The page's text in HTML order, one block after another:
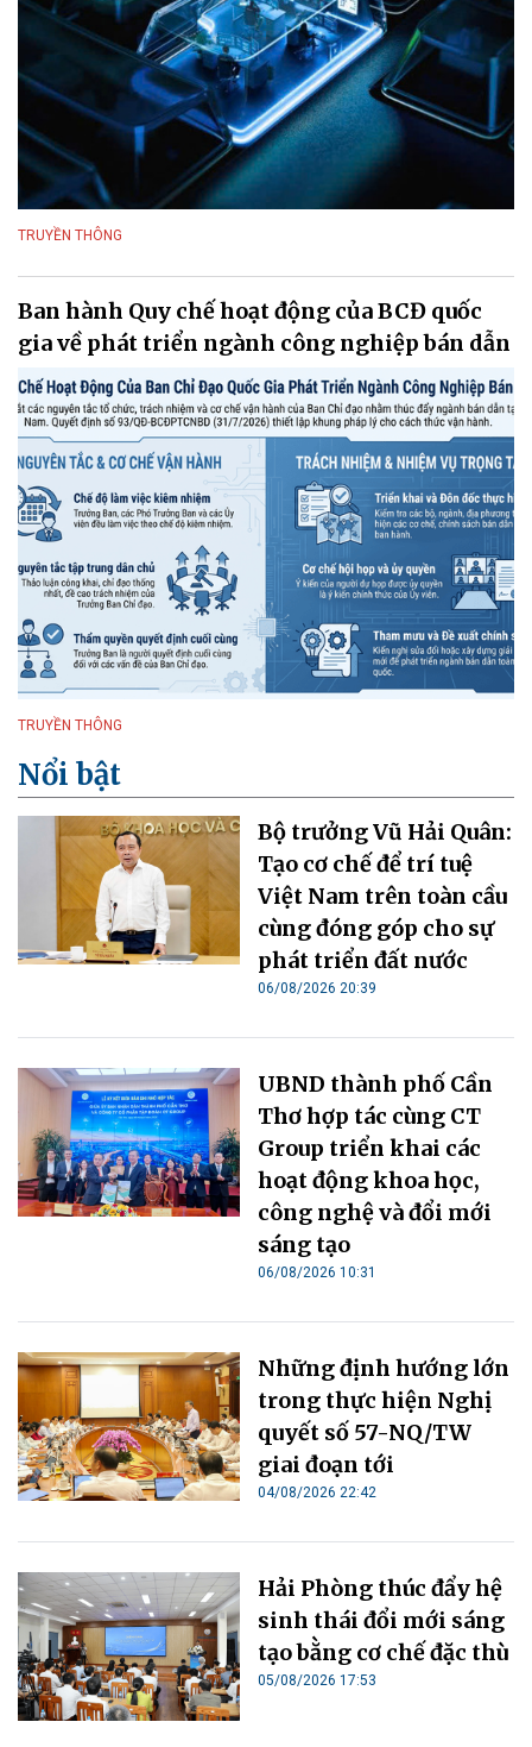
TRUYỀN THÔNG
Ban hành Quy chế hoạt động của BCĐ quốc
gia về phát triển ngành công nghiệp bán dẫn
TRUYỀN THÔNG
Nổi bật
Bộ trưởng Vũ Hải Quân:
Tạo cơ chế để trí tuệ
Việt Nam trên toàn cầu
cùng đóng góp cho sự
phát triển đất nước
06/08/2026 20:39
UBND thành phố Cần
Thơ hợp tác cùng CT
Group triển khai các
hoạt động khoa học,
công nghệ và đổi mới
sáng tạo
06/08/2026 10:31
Những định hướng lớn
trong thực hiện Nghị
quyết số 57-NQ/TW
giai đoạn tới
04/08/2026 22:42
Hải Phòng thúc đẩy hệ
sinh thái đổi mới sáng
tạo bằng cơ chế đặc thù
05/08/2026 17:53